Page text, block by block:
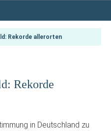
Rekorde allerorten
Rekorde
in Deutschland zu